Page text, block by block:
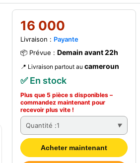
16 000
Livraison : Payante
📦 Prévue : Demain avant 22h
📍 Livraison partout au cameroun
✅ En stock
Plus que 5 pièce s disponibles –
commandez maintenant pour
recevoir plus vite !
Quantité :1
Acheter maintenant